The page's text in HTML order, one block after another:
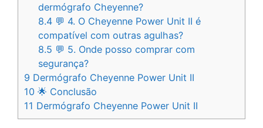
dermógrafo Cheyenne?
8.4 💬 4. O Cheyenne Power Unit II é
compatível com outras agulhas?
8.5 💬 5. Onde posso comprar com
segurança?
9 Dermógrafo Cheyenne Power Unit II
10 🌟 Conclusão
11 Dermógrafo Cheyenne Power Unit II